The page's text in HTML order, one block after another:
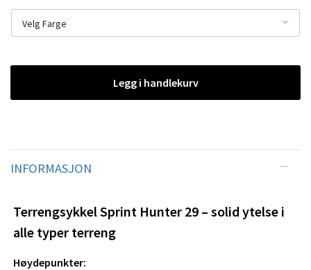
Velg Farge
Legg i handlekurv
INFORMASJON
Terrengsykkel Sprint Hunter 29 – solid ytelse i
alle typer terreng
Høydepunkter: